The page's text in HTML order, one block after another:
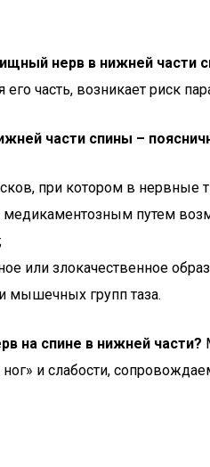
нерв в нижней части
часть, возникает риск
части спины –
при котором в нервные
медикаментозным путем
или злокачественное
мышечных групп таза.
на спине в нижней части?
и слабости,